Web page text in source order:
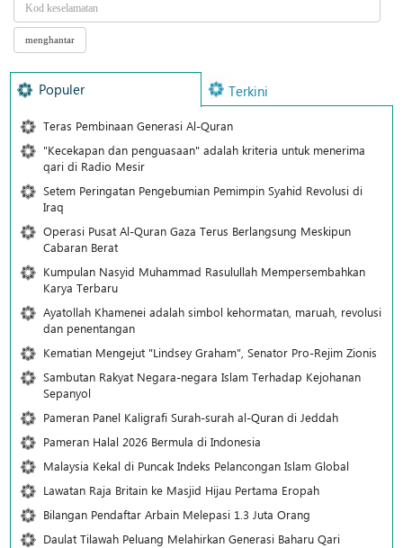
Populer Terkini
Teras Pembinaan Generasi Al-Quran
"Kecekapan dan penguasaan" adalah kriteria untuk menerima
qari di Radio Mesir
Setem Peringatan Pengebumian Pemimpin Syahid Revolusi di
Iraq
Operasi Pusat Al-Quran Gaza Terus Berlangsung Meskipun
Cabaran Berat
Kumpulan Nasyid Muhammad Rasulullah Mempersembahkan
Karya Terbaru
Ayatollah Khamenei adalah simbol kehormatan, maruah, revolusi
dan penentangan
Kematian Mengejut "Lindsey Graham", Senator Pro-Rejim Zionis
Sambutan Rakyat Negara-negara Islam Terhadap Kejohanan
Sepanyol
Pameran Panel Kaligrafi Surah-surah al-Quran di Jeddah
Pameran Halal 2026 Bermula di Indonesia
Malaysia Kekal di Puncak Indeks Pelancongan Islam Global
Lawatan Raja Britain ke Masjid Hijau Pertama Eropah
Bilangan Pendaftar Arbain Melepasi 1.3 Juta Orang
Daulat Tilawah Peluang Melahirkan Generasi Baharu Qari